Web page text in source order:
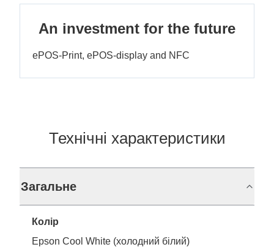
An investment for the future
ePOS-Print, ePOS-display and NFC
Технічні характеристики
Загальне
Колір
Epson Cool White (холодний білий)